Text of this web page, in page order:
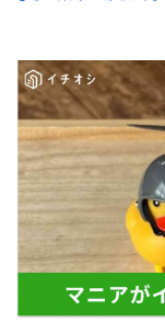
スマホ1つでスキマ時間
数。ブログは「川崎さち
■経歴：2003年、夫が子
からの給料が０円にな
オークションに目をつ
は落札者として参加。
しまくる。出品する物
トオークションを生活の
ンやフリマアプリは生活
消費税増税の社会にお
家計の救世主になりえる